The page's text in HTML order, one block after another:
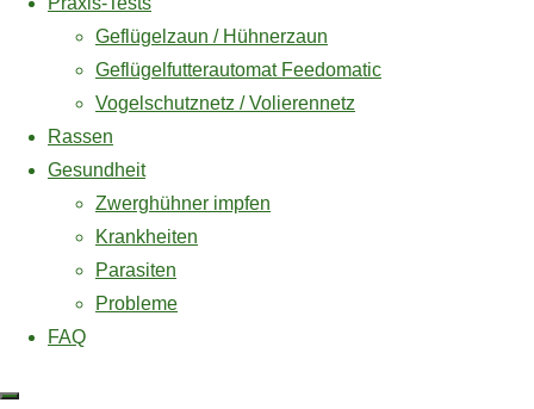
Geflügelzaun / Hühnerzaun
Geflügelfutterautomat Feedomatic
Vogelschutznetz / Volierennetz
Rassen
Gesundheit
Zwerghühner impfen
Krankheiten
Parasiten
Probleme
FAQ
Zwergseidenhuhn
Steckbrief
Zuletzt aktualisiert
* = Affiliate Link / Werbelink
Amazon und das Amazon-Logo sind Warenzeichen von
Amazon.com, Inc. oder eines seiner verbundenen
Unternehmen.